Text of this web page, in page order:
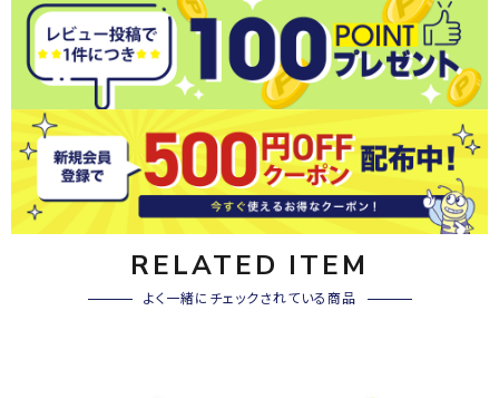
RELATED ITEM
よく一緒にチェックされている商品